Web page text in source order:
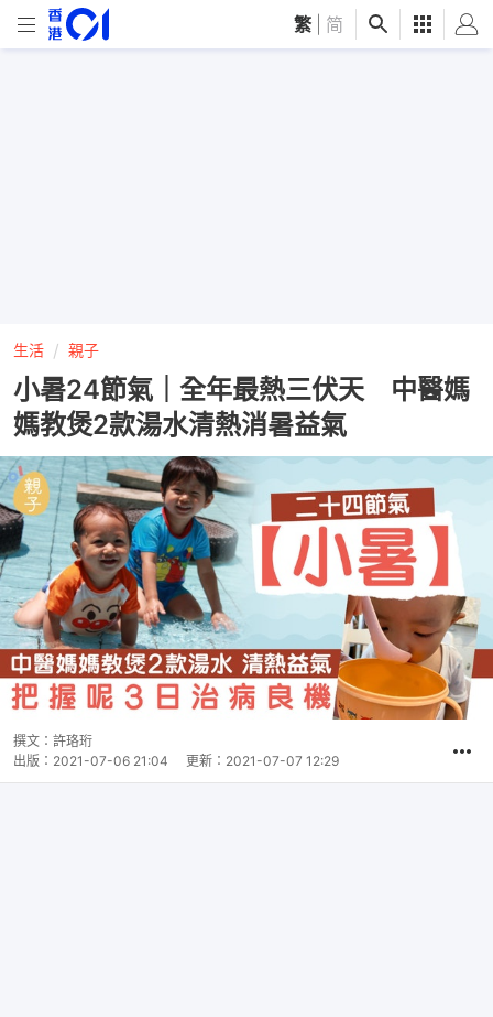
繁 简
生活 親子
小暑24節氣｜全年最熱三伏天 中醫媽
媽教煲2款湯水清熱消暑益氣
撰文： 許珞珩
出版： 2021-07-06 21:04 更新： 2021-07-07 12:29